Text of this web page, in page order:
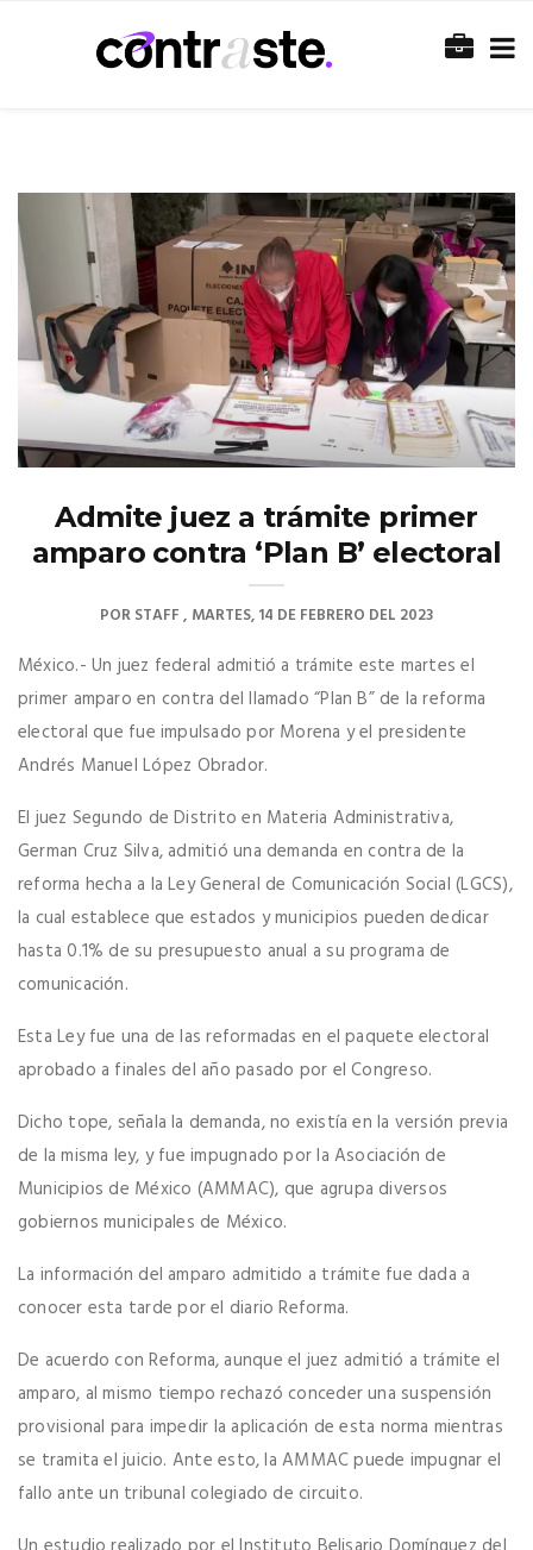
Admite juez a trámite primer
amparo contra ‘Plan B’ electoral
PORSTAFF MARTES, 14 DE FEBRERO DEL 2023
México.- Un juez federal admitió a trámite este martes el
primer amparo en contra del llamado “Plan B” de la reforma
electoral que fue impulsado por Morena y el presidente
Andrés Manuel López Obrador.
El juez Segundo de Distrito en Materia Administrativa,
German Cruz Silva, admitió una demanda en contra de la
reforma hecha a la Ley General de Comunicación Social (LGCS),
la cual establece que estados y municipios pueden dedicar
hasta 0.1% de su presupuesto anual a su programa de
comunicación.
Esta Ley fue una de las reformadas en el paquete electoral
aprobado a finales del año pasado por el Congreso.
Dicho tope, señala la demanda, no existía en la versión previa
de la misma ley, y fue impugnado por la Asociación de
Municipios de México (AMMAC), que agrupa diversos
gobiernos municipales de México.
La información del amparo admitido a trámite fue dada a
conocer esta tarde por el diario Reforma.
De acuerdo con Reforma, aunque el juez admitió a trámite el
amparo, al mismo tiempo rechazó conceder una suspensión
provisional para impedir la aplicación de esta norma mientras
se tramita el juicio. Ante esto, la AMMAC puede impugnar el
fallo ante un tribunal colegiado de circuito.